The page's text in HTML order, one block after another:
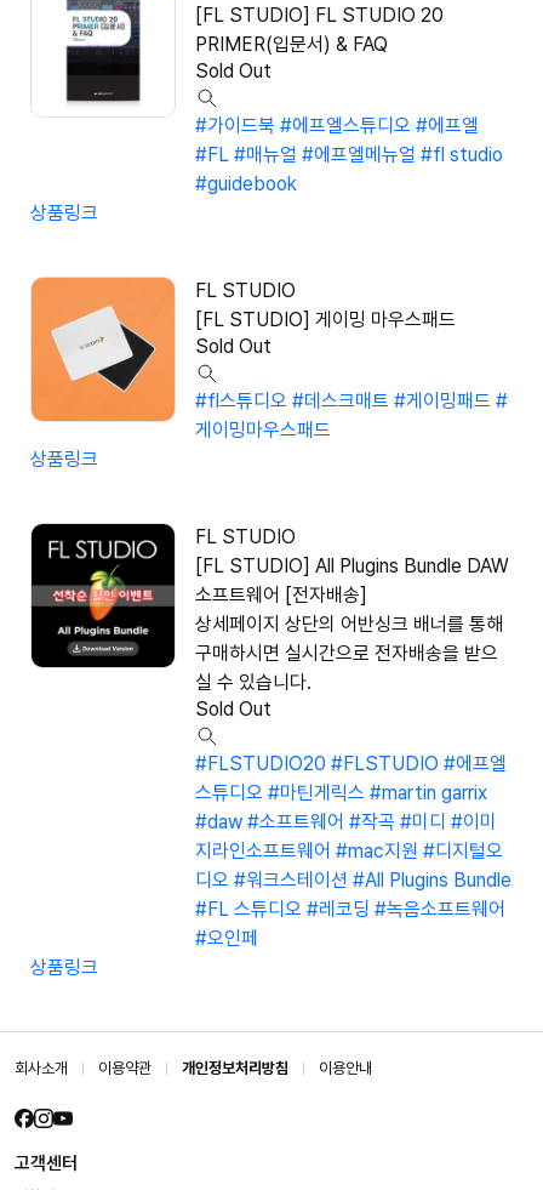
[FL STUDIO] FL STUDIO 20
PRIMER(입문서) & FAQ
Sold Out
#가이드북 #에프엘스튜디오 #에프엘
#FL #매뉴얼 #에프엘메뉴얼 #fl studio
#guidebook
상품링크
FL STUDIO
[FL STUDIO] 게이밍 마우스패드
Sold Out
#fl스튜디오 #데스크매트 #게이밍패드 #
게이밍마우스패드
상품링크
FL STUDIO
[FL STUDIO] All Plugins Bundle DAW
소프트웨어 [전자배송]
상세페이지 상단의 어반싱크 배너를 통해
구매하시면 실시간으로 전자배송을 받으
실 수 있습니다.
Sold Out
#FLSTUDIO20 #FLSTUDIO #에프엘
스튜디오 #마틴게릭스 #martin garrix
#daw #소프트웨어 #작곡 #미디 #이미
지라인소프트웨어 #mac지원 #디지털오
디오 #워크스테이션 #All Plugins Bundle
#FL 스튜디오 #레코딩 #녹음소프트웨어
#오인페
상품링크
회사소개 이용약관 개인정보처리방침 이용안내
고객센터